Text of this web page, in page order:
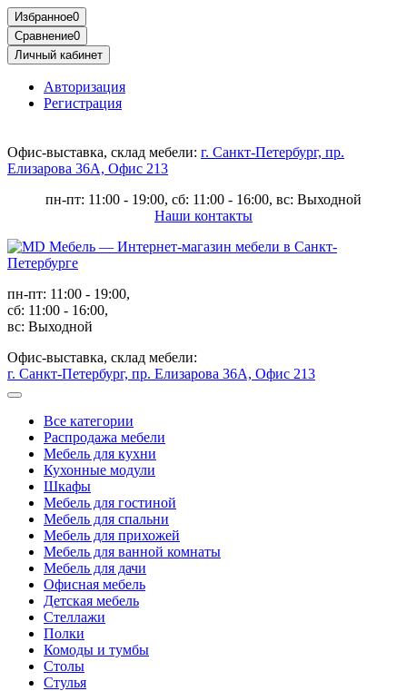
Избранное0
Сравнение0
Личный кабинет
Авторизация
Регистрация
Офис-выставка, склад мебели: г. Санкт-Петербург, пр.
Елизарова 36А, Офис 213
пн-пт: 11:00 - 19:00, сб: 11:00 - 16:00, вс: Выходной
Наши контакты
пн-пт: 11:00 - 19:00,
сб: 11:00 - 16:00,
вс: Выходной
Офис-выставка, склад мебели:
г. Санкт-Петербург, пр. Елизарова 36А, Офис 213
Все категории
Распродажа мебели
Мебель для кухни
Кухонные модули
Шкафы
Мебель для гостиной
Мебель для спальни
Мебель для прихожей
Мебель для ванной комнаты
Мебель для дачи
Офисная мебель
Детская мебель
Стеллажи
Полки
Комоды и тумбы
Столы
Стулья